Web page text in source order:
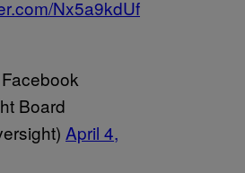
Nx5a9kdUf
Board
April 4,